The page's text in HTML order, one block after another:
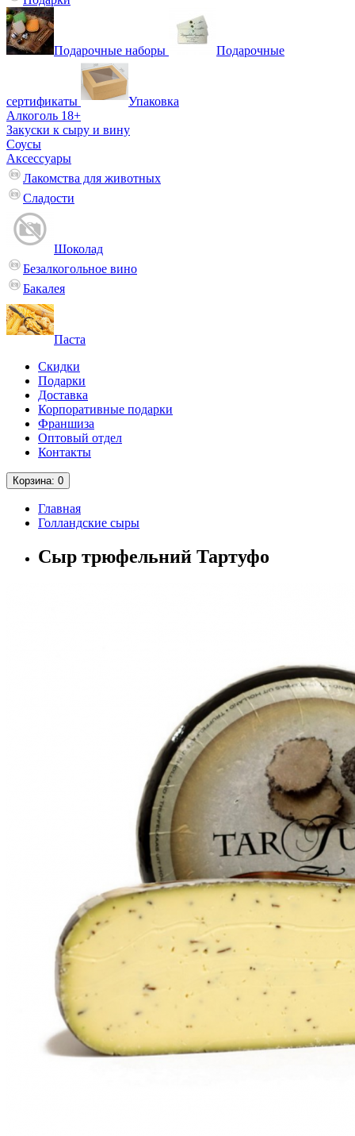
Подарочные наборы Подарочные
сертификаты
Упаковка
Алкоголь 18+
Закуски к сыру и вину
Соусы
Аксессуары
Лакомства для животных
Сладости
Шоколад
Безалкогольное вино
Бакалея
Паста
Скидки
Подарки
Доставка
Корпоративные подарки
Франшиза
Оптовый отдел
Контакты
Корзина: 0
Главная
Голландские сыры
Сыр трюфельний Тартуфо